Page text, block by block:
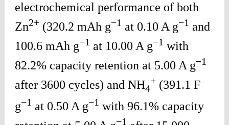
electrochemical performance of both
Zn2+(320.2 mAh g−1 at 0.10 A g−1 and
100.6 mAh g−1 at 10.00 A g−1 with
82.2% capacity retention at 5.00 A g−1
after 3600 cycles) and NH4
+(391.1 F
g−1 at 0.50 A g−1 with 96.1% capacity
−1